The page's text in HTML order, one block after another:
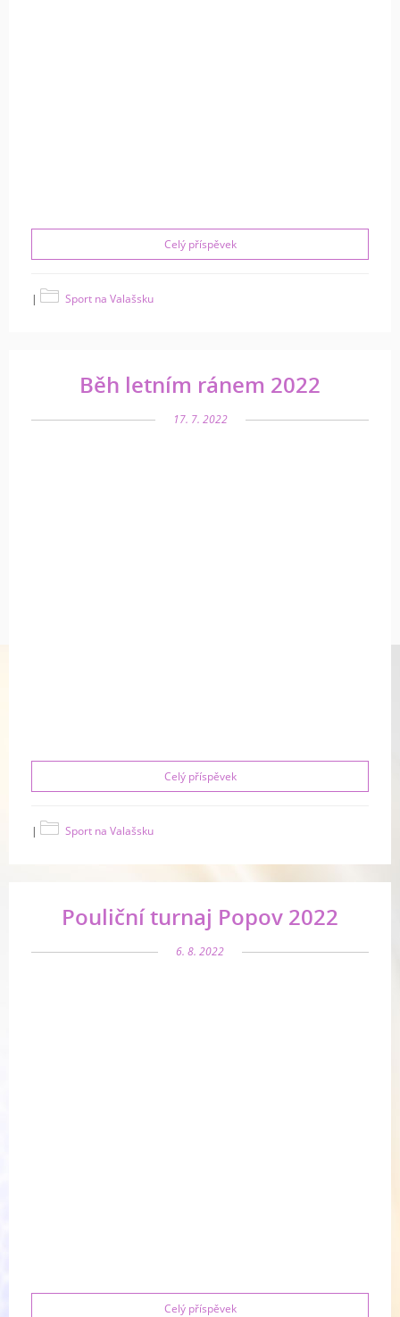
Celý příspěvek
| Sport na Valašsku
Běh letním ránem 2022
17. 7. 2022
Celý příspěvek
| Sport na Valašsku
Pouliční turnaj Popov 2022
6. 8. 2022
Celý příspěvek